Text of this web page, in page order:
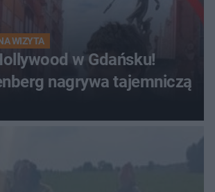
WIZYTA
w Gdańsku!
nagrywa tajemniczą